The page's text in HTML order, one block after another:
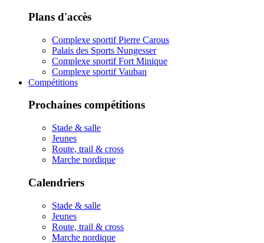
Plans d'accès
Complexe sportif Pierre Carous
Palais des Sports Nungesser
Complexe sportif Fort Minique
Complexe sportif Vauban
Compétitions
Prochaines compétitions
Stade & salle
Jeunes
Route, trail & cross
Marche nordique
Calendriers
Stade & salle
Jeunes
Route, trail & cross
Marche nordique